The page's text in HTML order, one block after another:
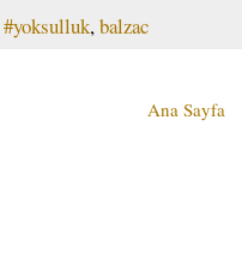
#yoksulluk,balzac
Ana Sayfa